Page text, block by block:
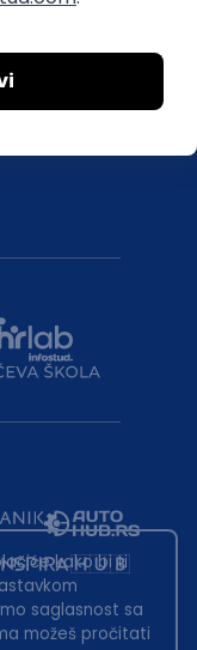
kako bi ti
saglasnost sa
možeš pročitati